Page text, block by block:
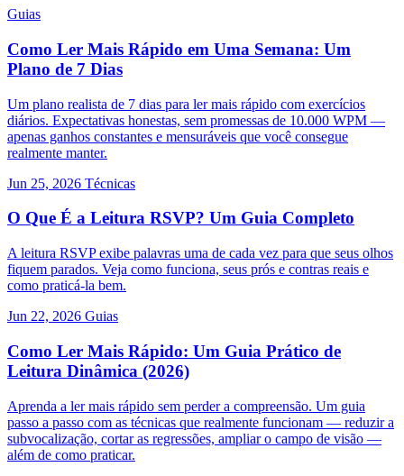
Guias
Como Ler Mais Rápido em Uma Semana: Um
Plano de 7 Dias
Um plano realista de 7 dias para ler mais rápido com exercícios
diários. Expectativas honestas, sem promessas de 10.000 WPM —
apenas ganhos constantes e mensuráveis que você consegue
realmente manter.
Jun 25, 2026 Técnicas
O Que É a Leitura RSVP? Um Guia Completo
A leitura RSVP exibe palavras uma de cada vez para que seus olhos
fiquem parados. Veja como funciona, seus prós e contras reais e
como praticá-la bem.
Jun 22, 2026 Guias
Como Ler Mais Rápido: Um Guia Prático de
Leitura Dinâmica (2026)
Aprenda a ler mais rápido sem perder a compreensão. Um guia
passo a passo com as técnicas que realmente funcionam — reduzir a
subvocalização, cortar as regressões, ampliar o campo de visão —
além de como praticar.